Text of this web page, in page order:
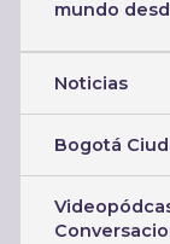
mundo
Noticias
Bogotá